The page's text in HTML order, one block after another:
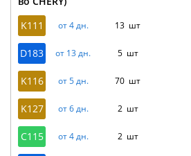
K111
от 4 дн. 13 шт
D183 от 13 дн. 5 шт
K116 от 5 дн. 70 шт
K127 от 6 дн. 2 шт
C115 от 4 дн. 2 шт